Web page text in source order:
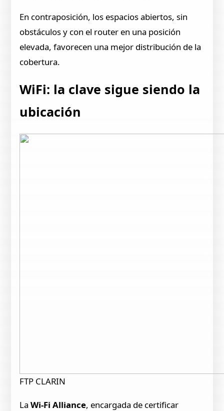
En contraposición, los espacios abiertos, sin
obstáculos y con el router en una posición
elevada, favorecen una mejor distribución de la
cobertura.
WiFi: la clave sigue siendo la
ubicación
FTP CLARIN
LaWi-Fi Alliance, encargada de certificar